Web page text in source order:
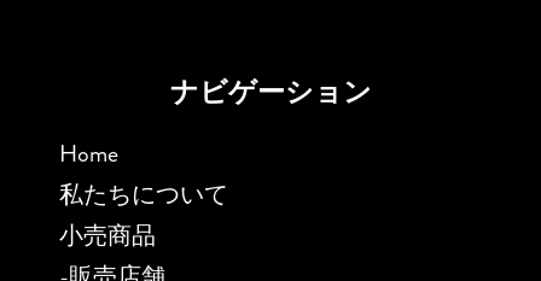
ナビゲーション
Home
私たちについて
小売商品